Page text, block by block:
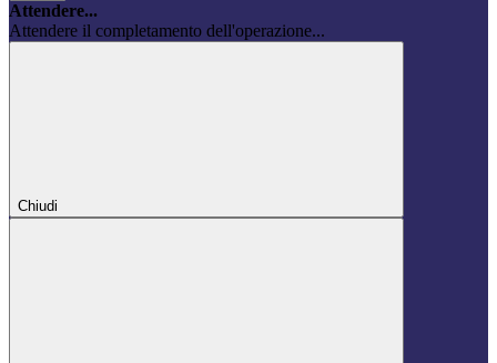
Attendere...
Attendere il completamento dell'operazione...
Chiudi